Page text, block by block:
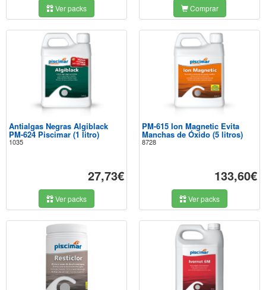
Ver packs Comprar
Antialgas Negras Algiblack
PM-624 Piscimar (1 litro)
1035
27,73€
Ver packs
PM-615 Ion Magnetic Evita
Manchas de Óxido (5 litros)
8728
133,60€
Ver packs